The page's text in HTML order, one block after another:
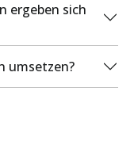
ergeben sich
umsetzen?